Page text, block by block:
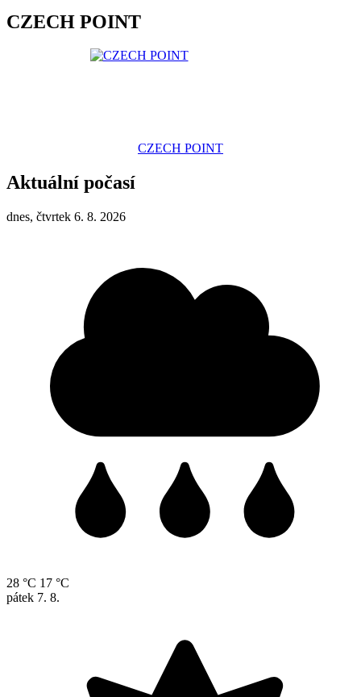
CZECH POINT
CZECH POINT
Aktuální počasí
dnes, čtvrtek 6. 8. 2026
28 °C 17 °C
pátek 7. 8.